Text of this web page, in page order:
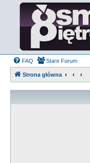
FAQ Stare Forum
Strona główna